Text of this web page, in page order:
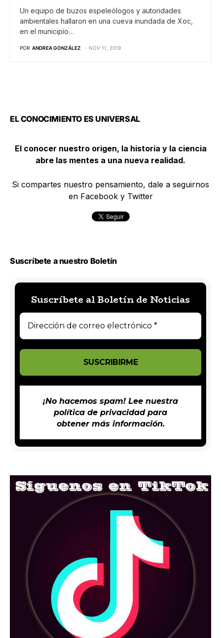
Un equipo de buzos espeleólogos y autoridades
ambientales hallaron en una cueva inundada de Xoc,
en el municipio…
POR ANDREA GONZÁLEZ NOV 11, 2019
EL CONOCIMIENTO ES UNIVERSAL
El conocer nuestro origen, la historia y la ciencia
abre las mentes a una nueva realidad.
Si compartes nuestro pensamiento, dale a seguirnos
en Facebook y Twitter
Suscríbete a nuestro Boletín
Suscríbete al Boletín de Noticias
¡No hacemos spam! Lee nuestra
política de privacidadpara
obtener más información.